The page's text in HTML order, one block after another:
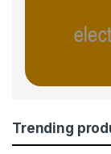
Trending